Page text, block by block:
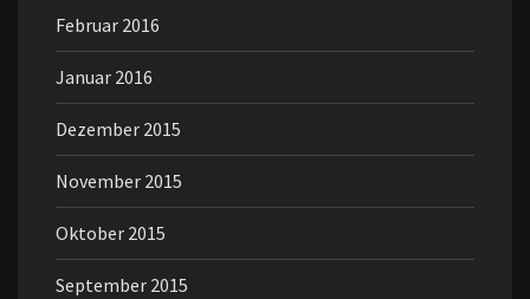
Februar 2016
Januar 2016
Dezember 2015
November 2015
Oktober 2015
September 2015